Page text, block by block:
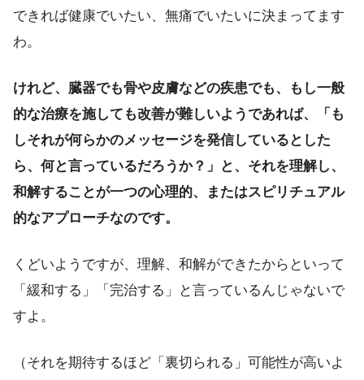
できれば健康でいたい、無痛でいたいに決まってます
わ。
けれど、臓器でも骨や皮膚などの疾患でも、もし一般
的な治療を施しても改善が難しいようであれば、「も
しそれが何らかのメッセージを発信しているとした
ら、何と言っているだろうか？」と、それを理解し、
和解することが一つの心理的、またはスピリチュアル
的なアプローチなのです。
くどいようですが、理解、和解ができたからといって
「緩和する」「完治する」と言っているんじゃないで
すよ。
（それを期待するほど「裏切られる」可能性が高いよ